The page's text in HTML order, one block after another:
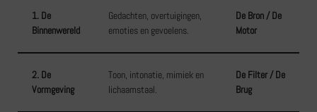
1. De
Binnenwereld
Gedachten, overtuigingen,
emoties en gevoelens.
De Bron / De
Motor
2. De
Vormgeving
Toon, intonatie, mimiek en
lichaamstaal.
De Filter / De
Brug